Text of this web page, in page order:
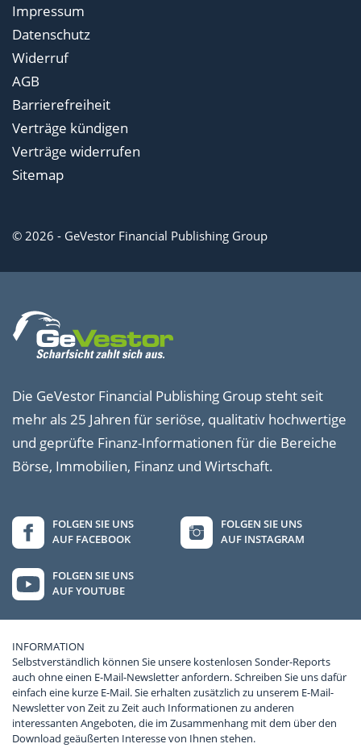
Impressum
Datenschutz
Widerruf
AGB
Barrierefreiheit
Verträge kündigen
Verträge widerrufen
Sitemap
© 2026 - GeVestor Financial Publishing Group
Die GeVestor Financial Publishing Group steht seit
mehr als 25 Jahren für seriöse, qualitativ hochwertige
und geprüfte Finanz-Informationen für die Bereiche
Börse, Immobilien, Finanz und Wirtschaft.
FOLGEN SIE UNS
AUF FACEBOOK
FOLGEN SIE UNS
AUF INSTAGRAM
FOLGEN SIE UNS
AUF YOUTUBE
INFORMATION
Selbstverständlich können Sie unsere kostenlosen Sonder-Reports
auch ohne einen E-Mail-Newsletter anfordern. Schreiben Sie uns dafür
einfach eine kurze E-Mail. Sie erhalten zusätzlich zu unserem E-Mail-
Newsletter von Zeit zu Zeit auch Informationen zu anderen
interessanten Angeboten, die im Zusammenhang mit dem über den
Download geäußerten Interesse von Ihnen stehen.